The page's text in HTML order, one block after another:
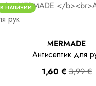
В НАЛИЧИИ
MERMADE
Антисептик для
3,99€
1,60 €